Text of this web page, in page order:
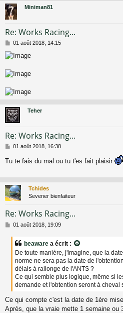
Miniman81
Re: Works Racing...
M
s
a
e
01 août 2018, 14:15
Teher
Re: Works Racing...
M
s
g
e
01 août 2018, 16:38
Tu te fais du mal ou tu t'es fait plaisir
Tchides
Sevener bienfaiteur
Re: Works Racing...
M
01 août 2018, 19:09
beaware a écrit :
De toute manière, j'imagine, que la
norme ne sera pas la date de
délais à rallonge de l'ANTS ?
Ce qui semble plus logique, même si
demande et l'obtention seront à cheval
Ce qui compte c'est la date de 1ère
Après, que la vraie mette 1 semaine ou